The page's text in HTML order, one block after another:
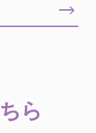
ら